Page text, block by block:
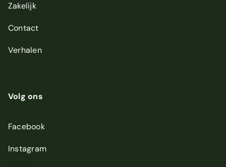
Zakelijk
Contact
Verhalen
Volg ons
Facebook
Instagram